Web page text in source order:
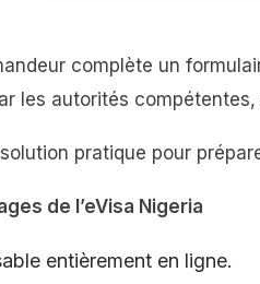
complète un
les autorités
solution pratique pour
de l’eVisa Nigeria
entièrement en ligne.